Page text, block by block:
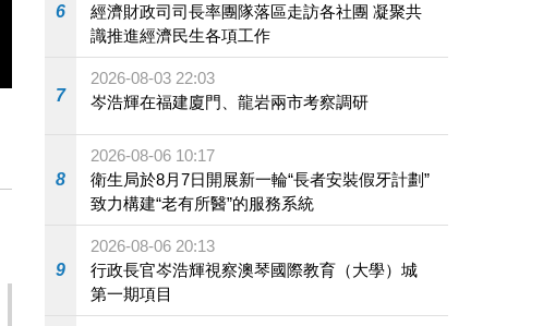
6
經濟財政司司長率團隊落區走訪各社團 凝聚共
識推進經濟民生各項工作
7
2026-08-03 22:03
岑浩輝在福建廈門、龍岩兩市考察調研
8
2026-08-06 10:17
衛生局於8月7日開展新一輪“長者安裝假牙計劃”
致力構建“老有所醫”的服務系統
9
2026-08-06 20:13
行政長官岑浩輝視察澳琴國際教育（大學）城
第一期項目